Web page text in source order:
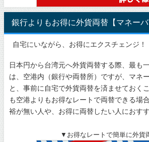
銀行よりもお得に外貨両替【マネーバ
自宅にいながら、お得にエクスチェンジ！
日本円から台湾元へ外貨両替する際、最も
は、空港内（銀行や両替所）ですが、マネ
と、事前に自宅で外貨両替を済ませておく
も空港よりもお得なレートで両替できる場
裕が無い人や、お得に両替したい人におすす
▼お得なレートで簡単に外貨